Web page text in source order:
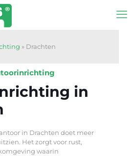
» Drachten
in
in Drachten doet meer
Het zorgt voor rust,
waarin